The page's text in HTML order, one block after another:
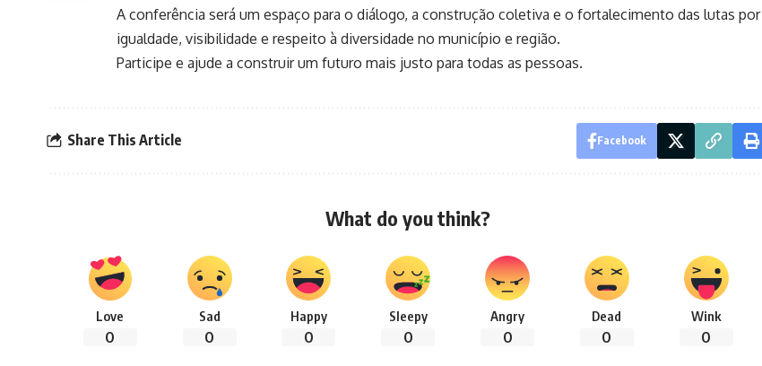
A conferência será um espaço para o diálogo, a construção coletiva e o fortalecimento das lutas por
igualdade, visibilidade e respeito à diversidade no município e região.
Participe e ajude a construir um futuro mais justo para todas as pessoas.
Share This Article Facebook
What do you think?
Love
0
Sad
0
Happy
0
Sleepy
0
Angry
0
Dead
0
Wink
0